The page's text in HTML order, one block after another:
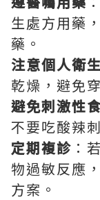
生處方用藥
藥。
注意個人衛生
乾燥，避免
避免刺激性
不要吃酸辣
定期複診 ：
物過敏反應
方案。